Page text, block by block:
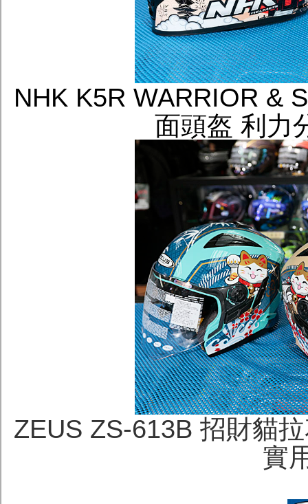
NHK K5R WARRIOR &
面頭盔 利力
ZEUS ZS-613B 招財貓
實